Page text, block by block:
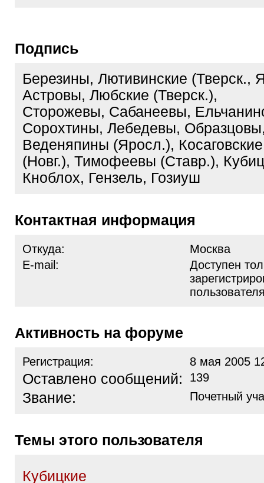
Подпись
Березины, Лютивинские (Тверск.,
Астровы, Любские (Тверск.),
Сторожевы, Сабанеевы,
Сорохтины, Лебедевы,
Веденяпины (Яросл.),
(Новг.), Тимофеевы (Ставр.),
Кноблох, Гензель, Гозиуш
Контактная информация
Откуда:
Москва
E-mail:
Доступен
Активность на форуме
Регистрация: 8 мая 2005
Оставлено сообщений: 139
Звание: Почетный
Темы этого пользователя
Кубицкие